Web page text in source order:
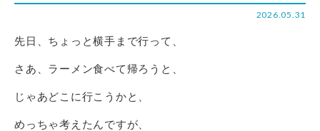
2026.05.31
先日、ちょっと横手まで行って、
さあ、ラーメン食べて帰ろうと、
じゃあどこに行こうかと、
めっちゃ考えたんですが、